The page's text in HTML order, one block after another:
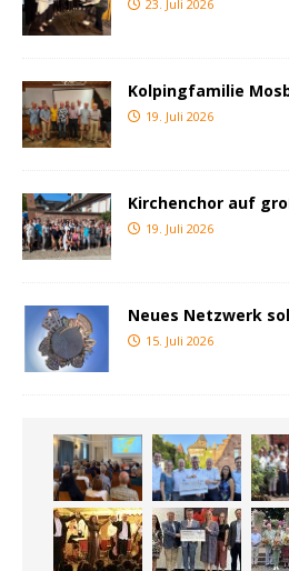
23. Juli 2026
Kolpingfamilie
19. Juli 2026
Kirchenchor auf
19. Juli 2026
Neues Netzwerk
15. Juli 2026